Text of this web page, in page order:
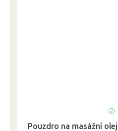
Pouzdro na masážní olej
hodnocení